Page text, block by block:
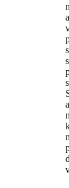
a
s
a